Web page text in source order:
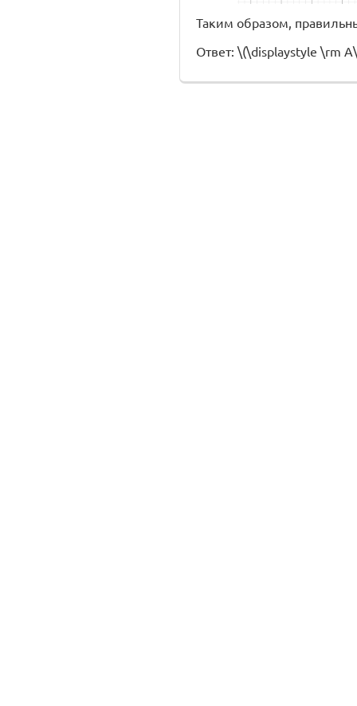
Таким образом,
Ответ: \(\displaystyle \rm